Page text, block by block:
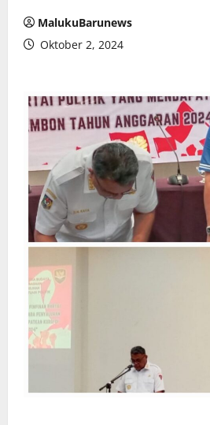
MalukuBarunews
Oktober 2, 2024